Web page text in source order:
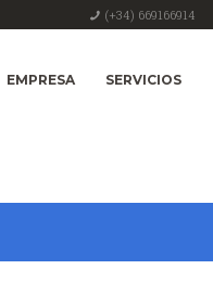
(+34) 669166914
EMPRESA SERVICIOS